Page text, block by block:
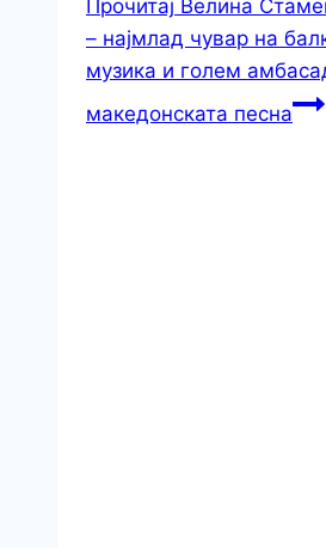
Прочитај Велина
– најмлад чувар на
музика и голем
македонската песна